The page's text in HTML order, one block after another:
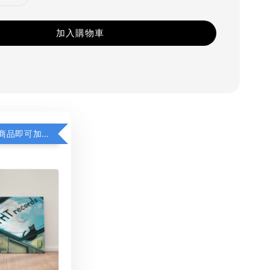
加入購物車
凡購買任一商品即可加購 THT 九週年 同一片天空 無框畫 30 x 30 cm 附掛勾 (黑膠封面大小）